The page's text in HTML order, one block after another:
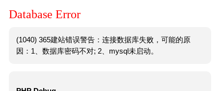
Database Error
(1040) 365建站错误警告：连接数据库失败，可能的原
因：1、数据库密码不对; 2、mysql未启动。